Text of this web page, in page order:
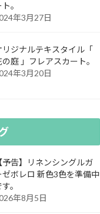
。
年3月27日
リジナルテキスタイル「
の庭 」フレアスカート。
年3月20日
予告】リネンシングルガ
ゼボレロ 新色3色を準備中
。
年8月5日